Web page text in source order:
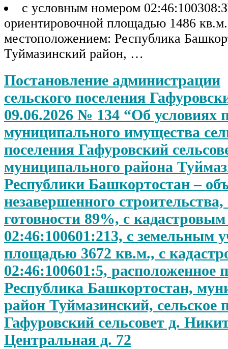
с условным номером
ориентировочной площадью 1486
местоположением: Республика
Туймазинский район, …
Постановление администрации
сельского поселения
09.06.2026 № 134 “Об условиях
муниципального имущества
поселения Гафуровский
муниципального района
Республики Башкортостан –
незавершенного
готовности 89%, с
02:46:100601:213, с земельным
площадью 3672 кв.м., с
02:46:100601:5, расположенное
Республика Башкортостан,
район Туймазинский, сельское
Гафуровский сельсовет д.
Центральная д. 72